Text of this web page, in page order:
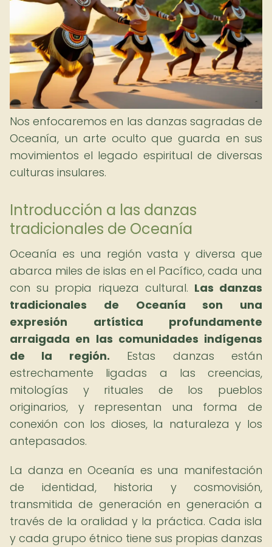
Nos enfocaremos en las danzas sagradas de
Oceanía, un arte oculto que guarda en sus
movimientos el legado espiritual de diversas
culturas insulares.
Introducción a las danzas
tradicionales de Oceanía
Oceanía es una región vasta y diversa que
abarca miles de islas en el Pacífico, cada una
con su propia riqueza cultural. Las danzas
tradicionales de Oceanía son una
expresión artística profundamente
arraigada en las comunidades indígenas
de la región. Estas danzas están
estrechamente ligadas a las creencias,
mitologías y rituales de los pueblos
originarios, y representan una forma de
conexión con los dioses, la naturaleza y los
antepasados.
La danza en Oceanía es una manifestación
de identidad, historia y cosmovisión,
transmitida de generación en generación a
través de la oralidad y la práctica. Cada isla
y cada grupo étnico tiene sus propias danzas